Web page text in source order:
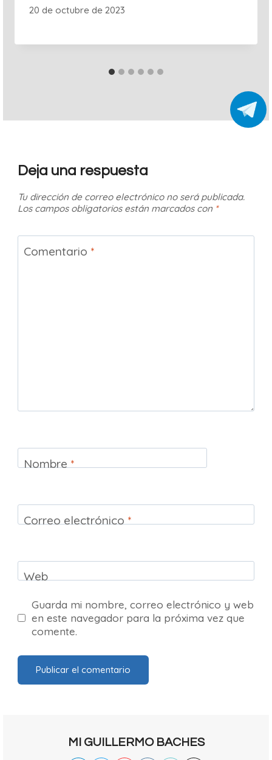
20 de octubre de 2023
Deja una respuesta
Tu dirección de correo electrónico no será publicada.
Los campos obligatorios están marcados con *
Comentario *
Nombre *
Correo electrónico *
Web
Guarda mi nombre, correo electrónico y web
en este navegador para la próxima vez que
comente.
MI GUILLERMO BACHES